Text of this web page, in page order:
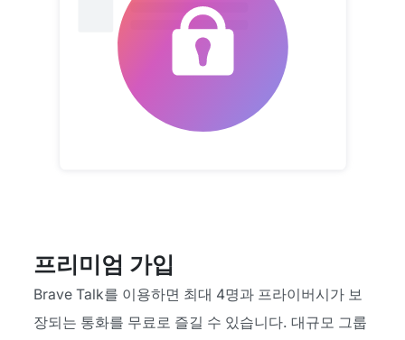
프리미엄 가입
Brave Talk를 이용하면 최대 4명과 프라이버시가 보
장되는 통화를 무료로 즐길 수 있습니다. 대규모 그룹